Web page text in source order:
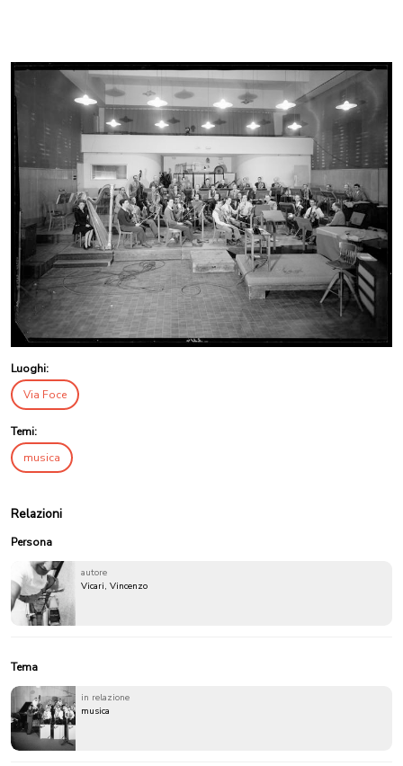
Luoghi:
Via Foce
Temi:
musica
Relazioni
Persona
autore
Vicari, Vincenzo
Tema
in relazione
musica